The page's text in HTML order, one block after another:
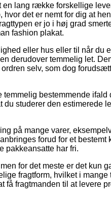
lang række forskellige
det er nemt for dig at
er jo i høj grad
fashion plakat.
eller hus eller til når du
derudover temmelig let.
selv, som dog
bestemmende ifald
studerer den estimerede
på mange varer,
forud for et
pakkeansatte har fri.
for det meste er det kun
fragtform, hvilket i
fragtmanden til at levere